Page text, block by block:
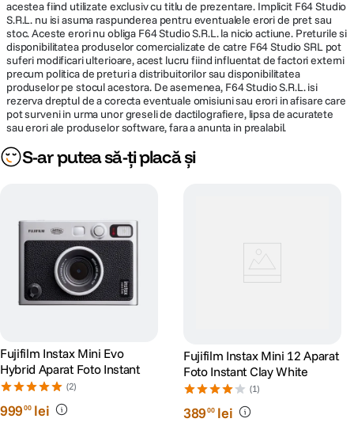
Model
acumulator
compatibil
Acumulator incorporat
Culoare Camera Albastru
acestea fiind utilizate exclusiv cu titlu de prezentare. Implicit F64 Studio
S.R.L. nu isi asuma raspunderea pentru eventualele erori de pret sau
stoc. Aceste erori nu obliga F64 Studio S.R.L. la nicio actiune. Preturile si
disponibilitatea produselor comercializate de catre F64 Studio SRL pot
suferi modificari ulterioare, acest lucru fiind influentat de factori externi
precum politica de preturi a distribuitorilor sau disponibilitatea
produselor pe stocul acestora. De asemenea, F64 Studio S.R.L. isi
rezerva dreptul de a corecta eventuale omisiuni sau erori in afisare care
pot surveni in urma unor greseli de dactilografiere, lipsa de acuratete
sau erori ale produselor software, fara a anunta in prealabil.
S-ar putea să-ți placă și
Fujifilm Instax Mini Evo
Hybrid Aparat Foto Instant
(2)
99900 lei
Fujifilm Instax Mini 12 Aparat
Foto Instant Clay White
(1)
38900 lei